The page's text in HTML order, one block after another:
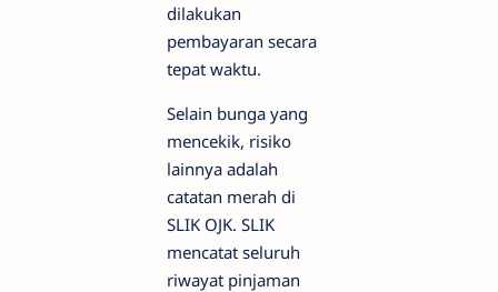
dilakukan
pembayaran secara
tepat waktu.
Selain bunga yang
mencekik, risiko
lainnya adalah
catatan merah di
SLIK OJK. SLIK
mencatat seluruh
riwayat pinjaman